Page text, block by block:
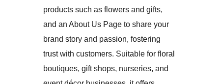
products such as flowers and gifts,
and an About Us Page to share your
brand story and passion, fostering
trust with customers. Suitable for floral
boutiques, gift shops, nurseries, and